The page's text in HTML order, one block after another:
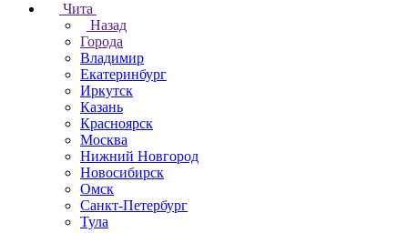
Чита
Назад
Города
Владимир
Екатеринбург
Иркутск
Казань
Красноярск
Москва
Нижний Новгород
Новосибирск
Омск
Санкт-Петербург
Тула